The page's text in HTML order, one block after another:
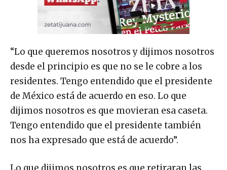
“Lo que queremos nosotros y dijimos nosotros
desde el principio es que no se le cobre a los
residentes. Tengo entendido que el presidente
de México está de acuerdo en eso. Lo que
dijimos nosotros es que movieran esa caseta.
Tengo entendido que el presidente también
nos ha expresado que está de acuerdo”.